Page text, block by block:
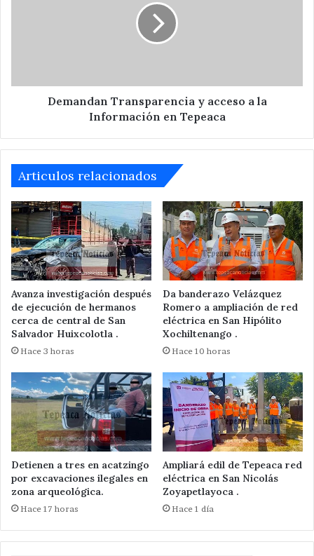
Tepeaca
Demandan Transparencia y acceso a la
Información en Tepeaca
Articulos relacionados
Avanza investigación después
de ejecución de hermanos
cerca de central de San
Salvador Huixcolotla .
Hace 3 horas
Da banderazo Velázquez
Romero a ampliación de red
eléctrica en San Hipólito
Xochiltenango .
Hace 10 horas
Detienen a tres en acatzingo
por excavaciones ilegales en
zona arqueológica.
Hace 17 horas
Ampliará edil de Tepeaca red
eléctrica en San Nicolás
Zoyapetlayoca .
Hace 1 día